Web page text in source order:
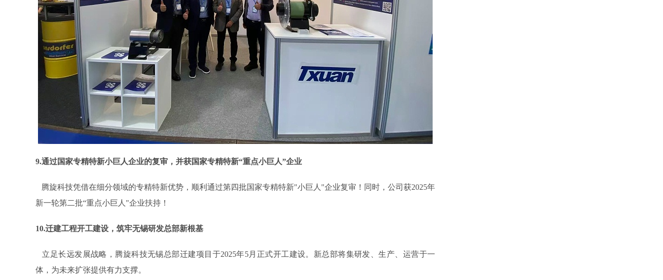
9.通过国家专精特新小巨人企业的复审，并获国家专精特新“重点小巨人”企业
腾旋科技凭借在细分领域的专精特新优势，顺利通过第四批国家专精特新"小巨人"企业复审！同时，公司获2025年
新一轮第二批“重点小巨人"企业扶持！
10.迁建工程开工建设，筑牢无锡研发总部新根基
立足长远发展战略，腾旋科技无锡总部迁建项目于2025年5月正式开工建设。新总部将集研发、生产、运营于一
体，为未来扩张提供有力支撑。